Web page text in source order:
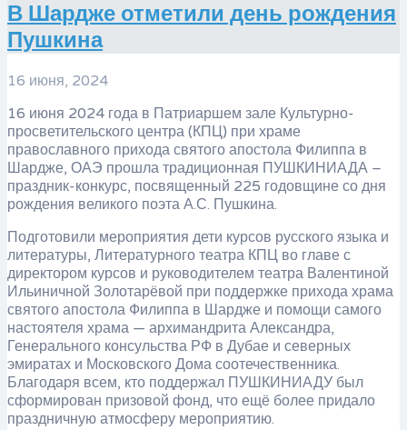
В Шардже отметили день рождения
Пушкина
16 июня, 2024
16 июня 2024 года в Патриаршем зале Культурно-
просветительского центра (КПЦ) при храме
православного прихода святого апостола Филиппа в
Шардже, ОАЭ прошла традиционная ПУШКИНИАДА –
праздник-конкурс, посвященный 225 годовщине со дня
рождения великого поэта А.С. Пушкина.
Подготовили мероприятия дети курсов русского языка и
литературы, Литературного театра КПЦ во главе с
директором курсов и руководителем театра Валентиной
Ильиничной Золотарёвой при поддержке прихода храма
святого апостола Филиппа в Шардже и помощи самого
настоятеля храма — архимандрита Александра,
Генерального консульства РФ в Дубае и северных
эмиратах и Московского Дома соотечественника.
Благодаря всем, кто поддержал ПУШКИНИАДУ был
сформирован призовой фонд, что ещё более придало
праздничную атмосферу мероприятию.